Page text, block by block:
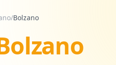
/Bolzano